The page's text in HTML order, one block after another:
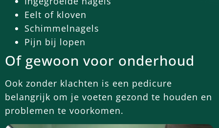
Eelt of kloven
Schimmelnagels
Pijn bij lopen
Of gewoon voor onderhoud
Ook zonder klachten is een pedicure
belangrijk om je voeten gezond te houden en
problemen te voorkomen.